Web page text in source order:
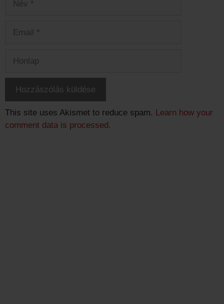
This site uses Akismet to reduce spam. Learn how your
comment data is processed.